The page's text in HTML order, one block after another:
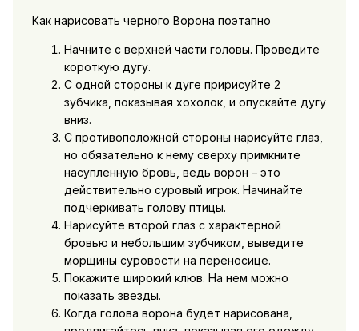
Как нарисовать черного Ворона поэтапно
Начните с верхней части головы. Проведите
короткую дугу.
С одной стороны к дуге пририсуйте 2
зубчика, показывая хохолок, и опускайте дугу
вниз.
С противоположной стороны нарисуйте глаз,
но обязательно к нему сверху примкните
насупленную бровь, ведь ворон – это
действительно суровый игрок. Начинайте
подчеркивать голову птицы.
Нарисуйте второй глаз с характерной
бровью и небольшим зубчиком, выведите
морщины суровости на переносице.
Покажите широкий клюв. На нем можно
показать звезды.
Когда голова ворона будет нарисована,